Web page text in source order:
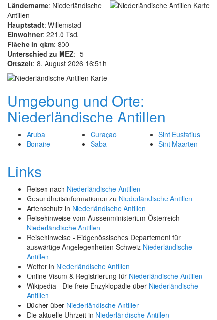
Ländername: Niederländische
Antillen
Hauptstadt: Willemstad
Einwohner: 221.0 Tsd.
Fläche in qkm: 800
Unterschied zu MEZ: -5
Ortszeit: 8. August 2026 16:51h
Umgebung und Orte:
Niederländische Antillen
Aruba
Bonaire
Curaçao
Saba
Sint Eustatius
Sint Maarten
Links
Reisen nach Niederländische Antillen
Gesundheitsinformationen zu Niederländische Antillen
Artenschutz in Niederländische Antillen
Reisehinweise vom Aussenministerium Österreich
Niederländische Antillen
Reisehinweise - Eidgenössisches Departement für
auswärtige Angelegenheiten Schweiz Niederländische
Antillen
Wetter in Niederländische Antillen
Online Visum & Registrierung für Niederländische Antillen
Wikipedia - Die freie Enzyklopädie über Niederländische
Antillen
Bücher über Niederländische Antillen
Die aktuelle Uhrzeit in Niederländische Antillen